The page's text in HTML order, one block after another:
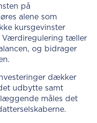
på
alene som
kursgevinster
Værdiregulering tæller
og bidrager
dækker
udbytte samt
måles det